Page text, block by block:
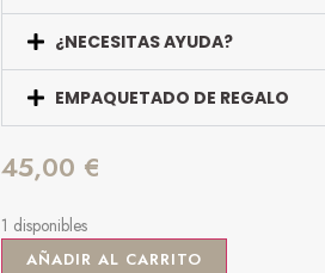
¿NECESITAS AYUDA?
EMPAQUETADO DE REGALO
45,00 €
1 disponibles
AÑADIR AL CARRITO